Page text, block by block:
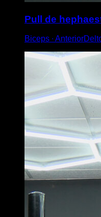
Pull de
Biceps ∙